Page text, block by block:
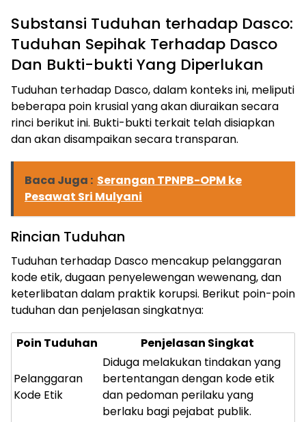
Substansi Tuduhan terhadap Dasco:
Tuduhan Sepihak Terhadap Dasco
Dan Bukti-bukti Yang Diperlukan
Tuduhan terhadap Dasco, dalam konteks ini, meliputi
beberapa poin krusial yang akan diuraikan secara
rinci berikut ini. Bukti-bukti terkait telah disiapkan
dan akan disampaikan secara transparan.
Baca Juga : Serangan TPNPB-OPM ke
Pesawat Sri Mulyani
Rincian Tuduhan
Tuduhan terhadap Dasco mencakup pelanggaran
kode etik, dugaan penyelewengan wewenang, dan
keterlibatan dalam praktik korupsi. Berikut poin-poin
tuduhan dan penjelasan singkatnya:
Poin Tuduhan Penjelasan Singkat
Pelanggaran
Kode Etik
Diduga melakukan tindakan yang
bertentangan dengan kode etik
dan pedoman perilaku yang
berlaku bagi pejabat publik.